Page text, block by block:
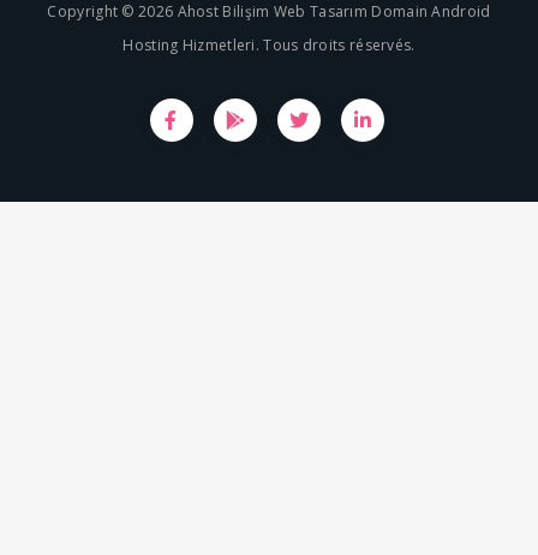
Copyright © 2026 Ahost Bilişim Web Tasarım Domain Android
Hosting Hizmetleri. Tous droits réservés.